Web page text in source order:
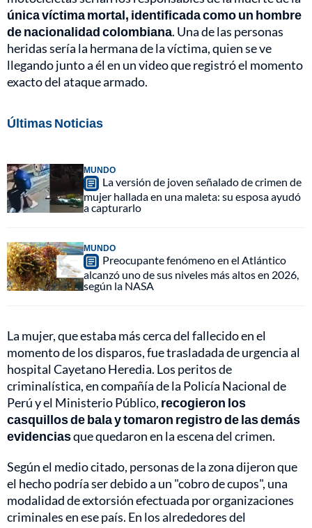
única víctima mortal, identificada como un hombre
de nacionalidad colombiana. Una de las personas
heridas sería la hermana de la víctima, quien se ve
llegando junto a él en un video que registró el momento
exacto del ataque armado.
Últimas Noticias
MUNDO
La versión de joven señalado de crimen de
mujer hallada en una maleta: su esposa ayudó
a capturarlo
MUNDO
Preocupante fenómeno en el Atlántico
alcanzó uno de sus niveles más altos en 2026,
según la NASA
La mujer, que estaba más cerca del fallecido en el
momento de los disparos, fue trasladada de urgencia al
hospital Cayetano Heredia. Los peritos de
criminalística, en compañía de la Policía Nacional de
Perú y el Ministerio Público, recogieron los
casquillos de bala y tomaron registro de las demás
evidenciasque quedaron en la escena del crimen.
Según el medio citado, personas de la zona dijeron que
el hecho podría ser debido a un "cobro de cupos", una
modalidad de extorsión efectuada por organizaciones
criminales en ese país. En los alrededores del